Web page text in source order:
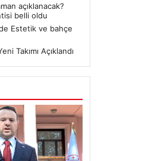
açıklanacak?
belli oldu
Estetik ve bahçe
Takımı Açıklandı